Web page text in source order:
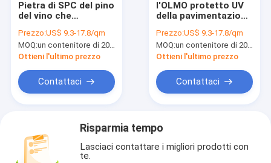
Pietra di SPC del pino
del vino che
elasticità a prova
d'umidità GKBM
Greenpy SY-W1004
Prezzo:US$ 9.3-17.8/qm
MOQ:un contenitore di 20FT, o 2500 metri quadri;
Ottieni l'ultimo prezzo
Contattaci
l'OLMO protetto UV
della pavimentazione
0.5mm SPC protegge
il grano GKBM DG-
W50006B di legno di
Prezzo:US$ 9.3-17.8/qm
MOQ:un contenitore di 20FT, o 2500 metri quadri;
Ottieni l'ultimo prezzo
Contattaci
Risparmia tempo
Lasciaci contattare i migliori prodotti con
te.